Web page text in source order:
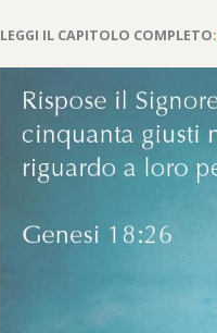
LEGGI IL CAPITOLO COMPLETO: